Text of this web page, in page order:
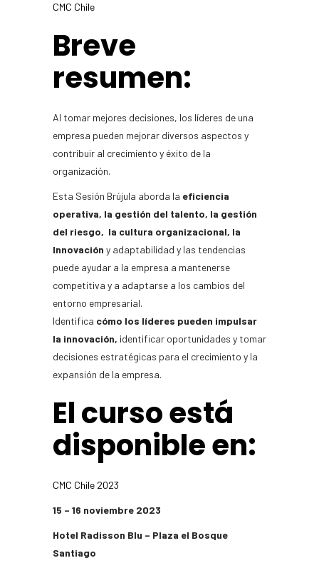
CMC Chile
Breve
resumen:
Al tomar mejores decisiones, los líderes de una
empresa pueden mejorar diversos aspectos y
contribuir al crecimiento y éxito de la
organización.
Esta Sesión Brújula aborda la eficiencia
operativa, la gestión del talento, la gestión
del riesgo, la cultura organizacional, la
Innovación y adaptabilidad y las tendencias
puede ayudar a la empresa a mantenerse
competitiva y a adaptarse a los cambios del
entorno empresarial.
Identifica cómo los líderes pueden impulsar
la innovación, identificar oportunidades y tomar
decisiones estratégicas para el crecimiento y la
expansión de la empresa.
El curso está
disponible en:
CMC Chile 2023
15 – 16 noviembre 2023
Hotel Radisson Blu – Plaza el Bosque
Santiago